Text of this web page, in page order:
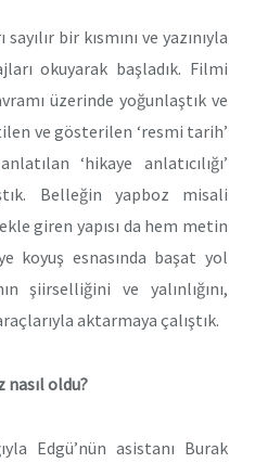
bir kısmını ve yazınıyla
okuyarak başladık. Filmi
üzerinde yoğunlaştık ve
ve gösterilen ‘resmi tarih’
‘hikaye anlatıcılığı’
Belleğin yapboz misali
giren yapısı da hem metin
koyuş esnasında başat yol
şiirselliğini ve yalınlığını,
aktarmaya çalıştık.
nasıl oldu?
Edgü’nün asistanı Burak